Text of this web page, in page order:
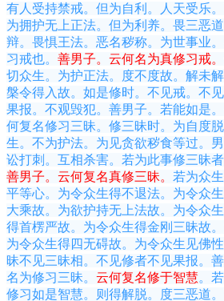
有人受持禁戒。但为自利。人天受乐
为拥护无上正法。但为利养。畏三恶
辩。畏惧王法。恶名秽称。为世事业
习戒也。 善男子。云何名为真修习戒。
切众生。为护正法。度不度故。解未
槃令得入故。如是修时。不见戒。不
果报。不观毁犯。善男子。若能如是
何复名修习三昧。修三昧时。为自度
生。不为护法。为见贪欲秽食等过。
讼打刺。互相杀害。若为此事修三昧
善男子。云何复名真修三昧。 若为众
平等心。为令众生得不退法。为令众
大乘故。为欲护持无上法故。为令众
得首楞严故。为令众生得金刚三昧故
为令众生得四无碍故。为令众生见佛
昧不见三昧相。不见修者不见果报。
名为修习三昧。 云何复名修于智慧。
修习如是智慧。则得解脱。度三恶道